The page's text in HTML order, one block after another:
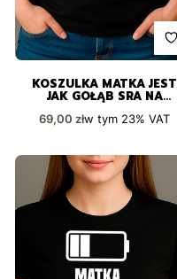
KOSZULKA MATKA JEST
JAK GOŁĄB SRA NA
WSZYSTKO ZAWSZE I
WSZĘDZIE
Cena brutto
69,00 złw tym 23%VAT